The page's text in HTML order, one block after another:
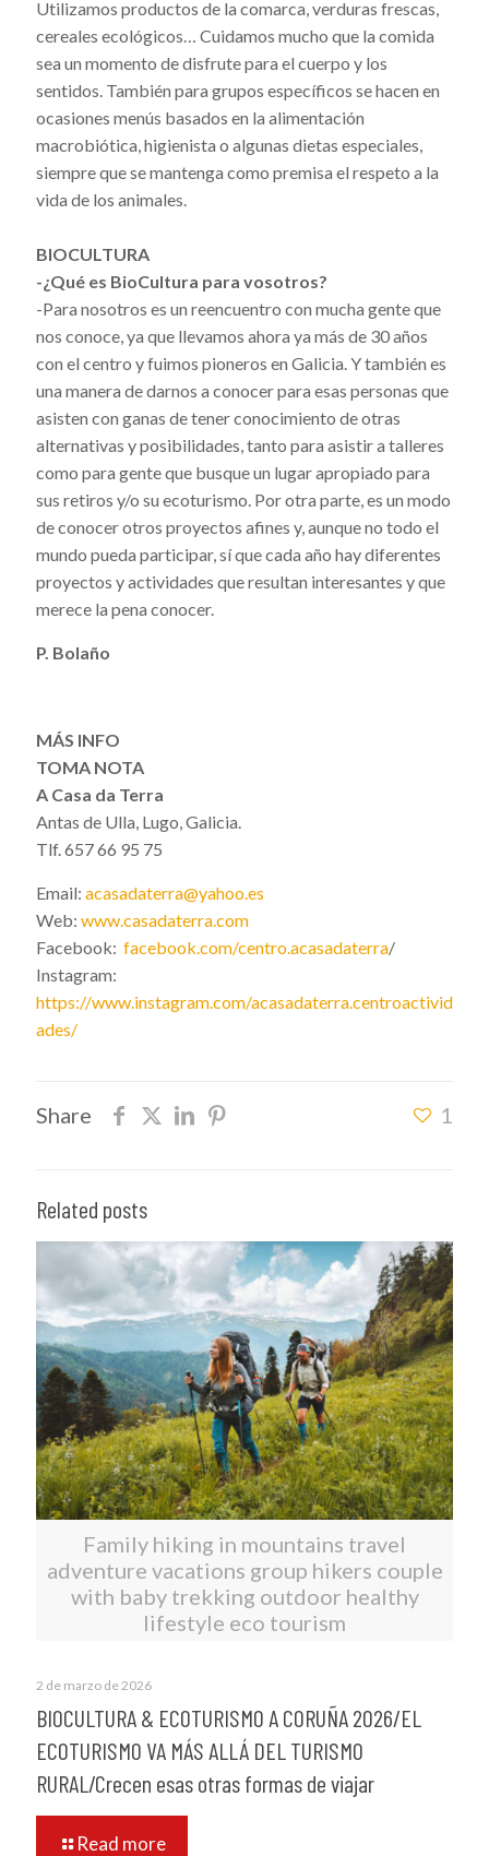
Utilizamos productos de la comarca, verduras frescas,
cereales ecológicos… Cuidamos mucho que la comida
sea un momento de disfrute para el cuerpo y los
sentidos. También para grupos específicos se hacen en
ocasiones menús basados en la alimentación
macrobiótica, higienista o algunas dietas especiales,
siempre que se mantenga como premisa el respeto a la
vida de los animales.
BIOCULTURA
-¿Qué es BioCultura para vosotros?
-Para nosotros es un reencuentro con mucha gente que
nos conoce, ya que llevamos ahora ya más de 30 años
con el centro y fuimos pioneros en Galicia. Y también es
una manera de darnos a conocer para esas personas que
asisten con ganas de tener conocimiento de otras
alternativas y posibilidades, tanto para asistir a talleres
como para gente que busque un lugar apropiado para
sus retiros y/o su ecoturismo. Por otra parte, es un modo
de conocer otros proyectos afines y, aunque no todo el
mundo pueda participar, sí que cada año hay diferentes
proyectos y actividades que resultan interesantes y que
merece la pena conocer.
P. Bolaño
MÁS INFO
TOMA NOTA
A Casa da Terra
Antas de Ulla, Lugo, Galicia.
Tlf. 657 66 95 75
Email: acasadaterra@yahoo.es
Web: www.casadaterra.com
Facebook: facebook.com/centro.acasadaterra/
Instagram:
https://www.instagram.com/acasadaterra.centroactivid
ades/
Share 1
Related posts
Family hiking in mountains travel
adventure vacations group hikers couple
with baby trekking outdoor healthy
lifestyle eco tourism
2 de marzo de 2026
BIOCULTURA & ECOTURISMO A CORUÑA 2026/EL
ECOTURISMO VA MÁS ALLÁ DEL TURISMO
RURAL/Crecen esas otras formas de viajar
Read more